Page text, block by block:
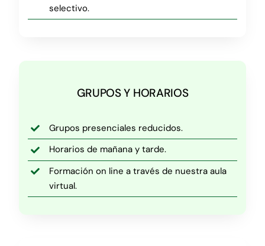
selectivo.
GRUPOS Y HORARIOS
Grupos presenciales reducidos.
Horarios de mañana y tarde.
Formación on line a través de nuestra aula
virtual.